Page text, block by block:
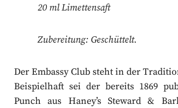
20 ml Limettensaft
Zubereitung: Geschüttelt.
Der Embassy Club steht in der
Beispielhaft sei der bereits 1869
Punch aus Haney’s Steward &